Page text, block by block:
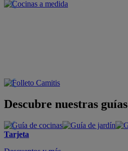
Descubre nuestras guías
Tarjeta